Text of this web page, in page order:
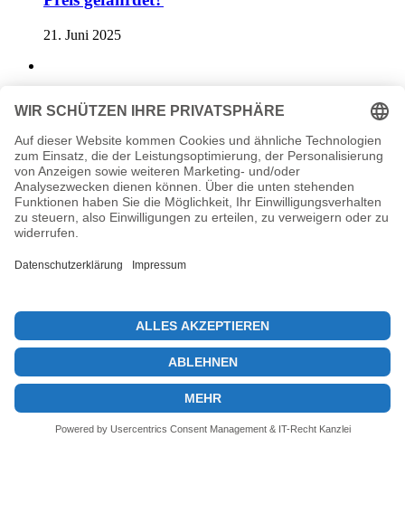
21. Juni 2025
Stablecoins und TRON: Der Wettlauf um die
Dominanz
26. August 2025
Previous post
Kryptomarkt Rückgang: Bitcoin und Ethereum im Minus
Next post
© 2026 KryptoInsights.de
ImpressumDatenschutz